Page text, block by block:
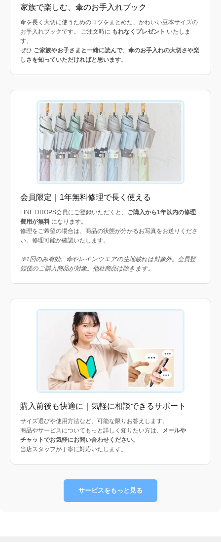
家族で楽しむ、傘のお手入れブック
傘を長く大切に使うためのコツをまとめた、かわいい豆本サイズの
お手入れブックです。 ご注文時に もれなくプレゼント いたしま
す。
ぜひ ご家族やお子さまと一緒に読んで、傘のお手入れの大切さや楽
しさを知っていただければと思います。
会員限定｜1年無料修理で長く使える
LINE DROPS会員にご登録いただくと、 ご購入から1年以内の修理
費用が無料 になります。
修理をご希望の場合は、商品の状態が分かるお写真をお送りくださ
い。修理可能か確認いたします。
※1回のみ有効。傘やレインウエアの生地破れは対象外。会員登
録後のご購入商品が対象。他社商品は除きます。
購入前後も快適に｜気軽に相談できるサポート
サイズ選びや使用方法など、可能な限りお答えします。
商品やサービスについてもっと詳しく知りたい方は、
メールや
チャットでお気軽にお問い合わせください。
当店スタッフが丁寧に対応いたします。
サービスをもっと見る